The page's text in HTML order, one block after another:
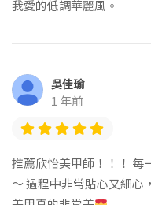
我愛的低調華麗風。
吳佳瑜
1 年前
推薦欣怡美甲師！！！ 每
～ 過程中非常貼心又細心